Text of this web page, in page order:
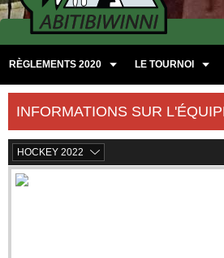
RÈGLEMENTS 2020 LE TOURNOI
INFORMATIONS SUR
HOCKEY 2022